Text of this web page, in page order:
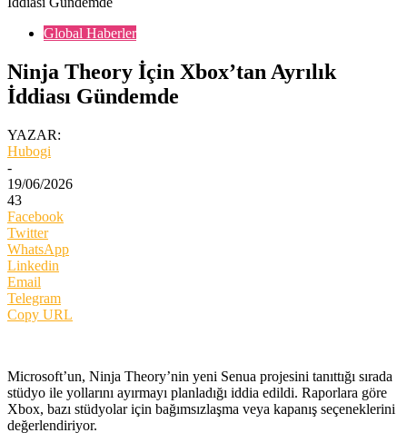
Global Haberler
Ninja Theory İçin Xbox’tan Ayrılık
İddiası Gündemde
YAZAR:
Hubogi
-
19/06/2026
43
Facebook
Twitter
WhatsApp
Linkedin
Email
Telegram
Copy URL
Microsoft’un, Ninja Theory’nin yeni Senua projesini tanıttığı sırada
stüdyo ile yollarını ayırmayı planladığı iddia edildi. Raporlara göre
Xbox, bazı stüdyolar için bağımsızlaşma veya kapanış seçeneklerini
değerlendiriyor.